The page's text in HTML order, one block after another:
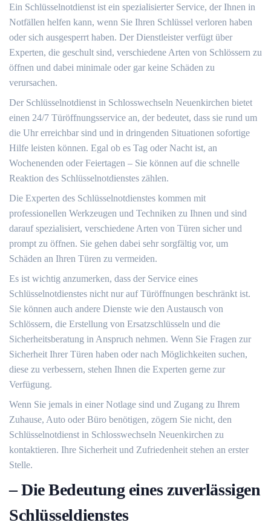
Ein Schlüsselnotdienst ist ein spezialisierter Service, der Ihnen in
Notfällen helfen kann, wenn Sie Ihren Schlüssel verloren haben
oder sich ausgesperrt haben.​ Der Dienstleister verfügt über
Experten, die geschult sind, verschiedene Arten von Schlössern zu
öffnen und dabei minimale oder gar keine Schäden zu
verursachen.​
Der Schlüsselnotdienst in Schlosswechseln Neuenkirchen bietet
einen 24/7 Türöffnungsservice an, der bedeutet, dass sie rund um
die Uhr erreichbar sind und in dringenden Situationen sofortige
Hilfe leisten können.​ Egal ob es Tag oder Nacht ist, an
Wochenenden oder Feiertagen ‒ Sie können auf die schnelle
Reaktion des Schlüsselnotdienstes zählen.
Die Experten des Schlüsselnotdienstes kommen mit
professionellen Werkzeugen und Techniken zu Ihnen und sind
darauf spezialisiert, verschiedene Arten von Türen sicher und
prompt zu öffnen.​ Sie gehen dabei sehr sorgfältig vor, um
Schäden an Ihren Türen zu vermeiden.​
Es ist wichtig anzumerken, dass der Service eines
Schlüsselnotdienstes nicht nur auf Türöffnungen beschränkt ist.​
Sie können auch andere Dienste wie den Austausch von
Schlössern, die Erstellung von Ersatzschlüsseln und die
Sicherheitsberatung in Anspruch nehmen.​ Wenn Sie Fragen zur
Sicherheit Ihrer Türen haben oder nach Möglichkeiten suchen,
diese zu verbessern, stehen Ihnen die Experten gerne zur
Verfügung.​
Wenn Sie jemals in einer Notlage sind und Zugang zu Ihrem
Zuhause, Auto oder Büro benötigen, zögern Sie nicht, den
Schlüsselnotdienst in Schlosswechseln Neuenkirchen zu
kontaktieren. Ihre Sicherheit und Zufriedenheit stehen an erster
Stelle.​
– Die Bedeutung eines zuverlässigen
Schlüsseldienstes